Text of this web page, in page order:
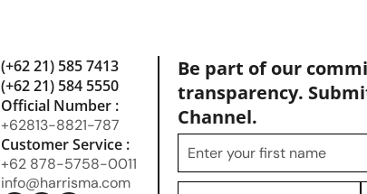
(+62 21) 585 7413
(+62 21) 584 5550
Official Number :
+62813-8821-787
Customer Service :
+62 878-5758-0011
info@harrisma.com
Be part of our
transparency.
Channel.